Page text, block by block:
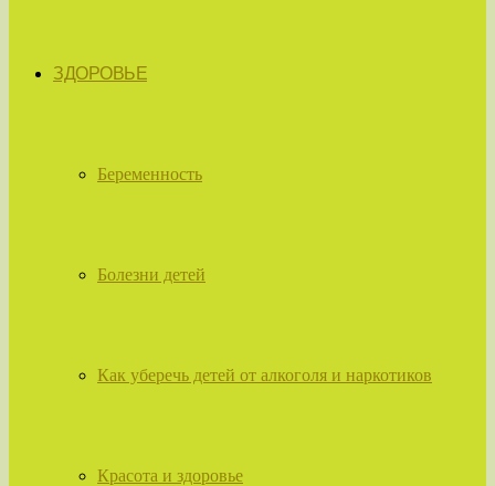
ЗДОРОВЬЕ
Беременность
Болезни детей
Как уберечь детей от алкоголя и наркотиков
Красота и здоровье